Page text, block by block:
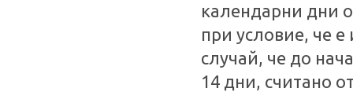
календарни дни
при условие, че
случай, че до
14 дни, считано